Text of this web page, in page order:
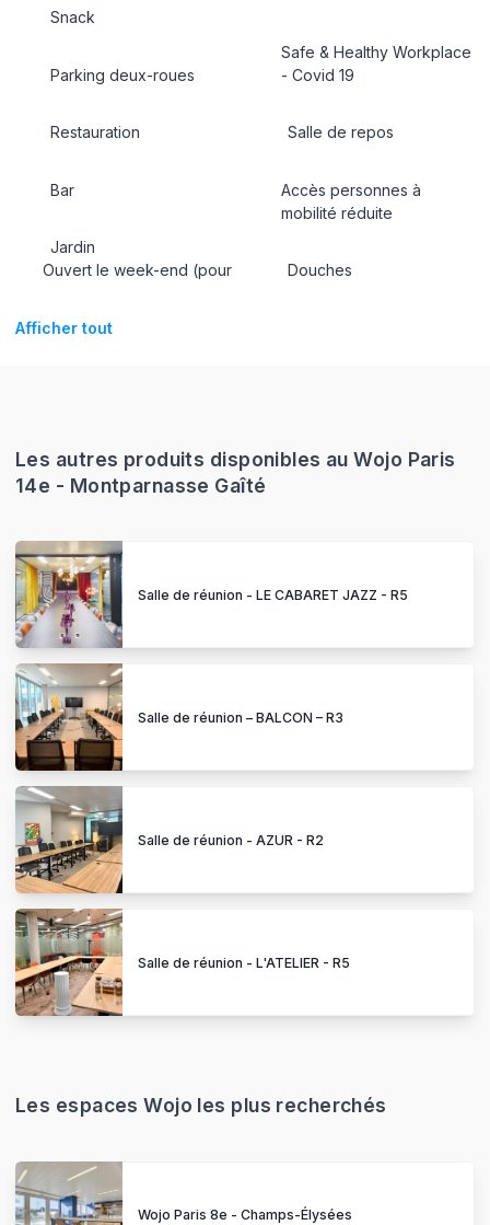
Snack
Parking deux-roues
Restauration
Bar
Jardin
Ouvert le week-end (pour
Safe & Healthy Workplace
- Covid 19
Salle de repos
Accès personnes à
mobilité réduite
Douches
Afficher tout
Les autres produits disponibles au Wojo Paris
14e - Montparnasse Gaîté
Salle de réunion - LE CABARET JAZZ - R5
Salle de réunion – BALCON – R3
Salle de réunion - AZUR - R2
Salle de réunion - L'ATELIER - R5
Les espaces Wojo les plus recherchés
Wojo Paris 8e - Champs-Élysées